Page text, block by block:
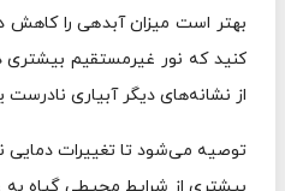
بهتر است میزان آبدهی را کاهش
کنید که نور غیرمستقیم بیشتری
از نشانه‌های دیگر آبیاری نادرست
توصیه می‌شود تا تغییرات دمایی